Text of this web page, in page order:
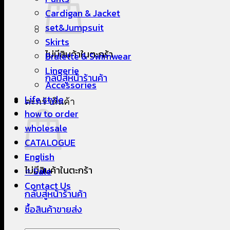
ไม่มีสินค้าในตะกร้า
กลับสู่หน้าร้านค้า
ตะกร้าสินค้า
ไม่มีสินค้าในตะกร้า
กลับสู่หน้าร้านค้า
Cardigan & Jacket
set&Jumpsuit
Skirts
Bralette & Swimwear
Lingerie
Accessories
Life style
how to order
wholesale
CATALOGUE
English
⭐ Sale
Contact Us
ซื้อสินค้าขายส่ง